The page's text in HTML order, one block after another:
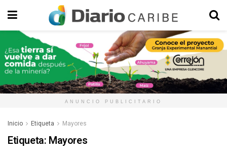
ANUNCIO PUBLICITARIO
Inicio Etiqueta Mayores
Etiqueta: Mayores